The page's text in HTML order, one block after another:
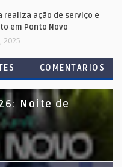
realiza ação de serviço e
em Ponto Novo
2025
COMENTARIOS
Noite de